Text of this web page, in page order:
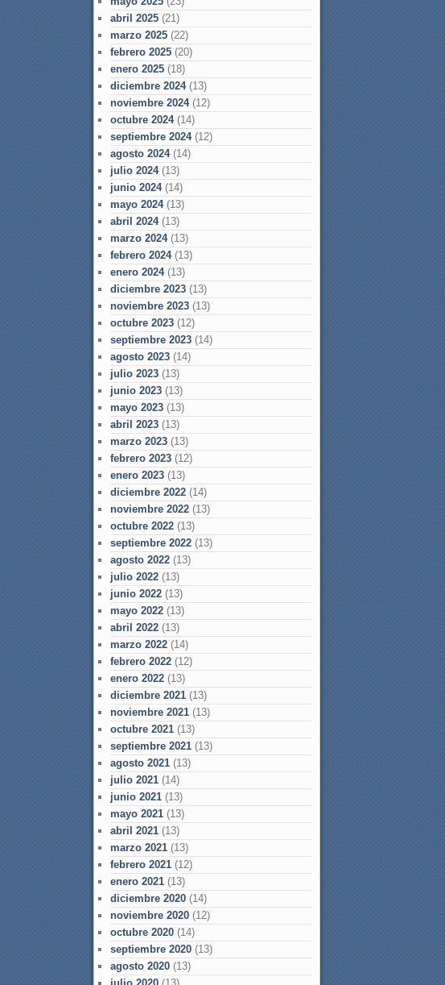
abril 2025 (21)
marzo 2025 (22)
febrero 2025 (20)
enero 2025 (18)
diciembre 2024(13)
noviembre 2024(12)
octubre 2024(14)
septiembre 2024(12)
agosto 2024(14)
julio 2024(13)
junio 2024(14)
mayo 2024(13)
abril 2024(13)
marzo 2024(13)
febrero 2024(13)
enero 2024(13)
diciembre 2023 (13)
noviembre 2023 (13)
octubre 2023 (12)
septiembre 2023 (14)
agosto 2023 (14)
julio 2023 (13)
junio 2023 (13)
mayo 2023 (13)
abril 2023 (13)
marzo 2023 (13)
febrero 2023 (12)
enero 2023 (13)
diciembre 2022 (14)
noviembre 2022 (13)
octubre 2022 (13)
septiembre 2022 (13)
agosto 2022 (13)
julio 2022 (13)
junio 2022 (13)
mayo 2022 (13)
abril 2022 (13)
marzo 2022 (14)
febrero 2022 (12)
enero 2022 (13)
diciembre 2021 (13)
noviembre 2021 (13)
octubre 2021 (13)
septiembre 2021 (13)
agosto 2021 (13)
julio 2021 (14)
junio 2021 (13)
mayo 2021 (13)
abril 2021 (13)
marzo 2021 (13)
febrero 2021 (12)
enero 2021 (13)
diciembre 2020 (14)
noviembre 2020 (12)
octubre 2020 (14)
septiembre 2020 (13)
agosto 2020 (13)